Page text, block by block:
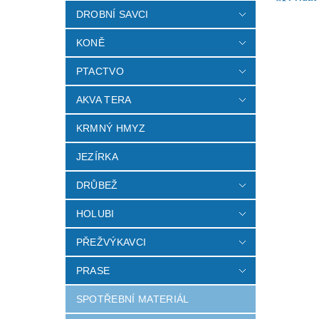
DROBNÍ SAVCI
KONĚ
PTACTVO
AKVA TERA
KRMNÝ HMYZ
JEZÍRKA
DRŮBEŽ
HOLUBI
PŘEŽVÝKAVCI
PRASE
SPOTŘEBNÍ MATERIÁL